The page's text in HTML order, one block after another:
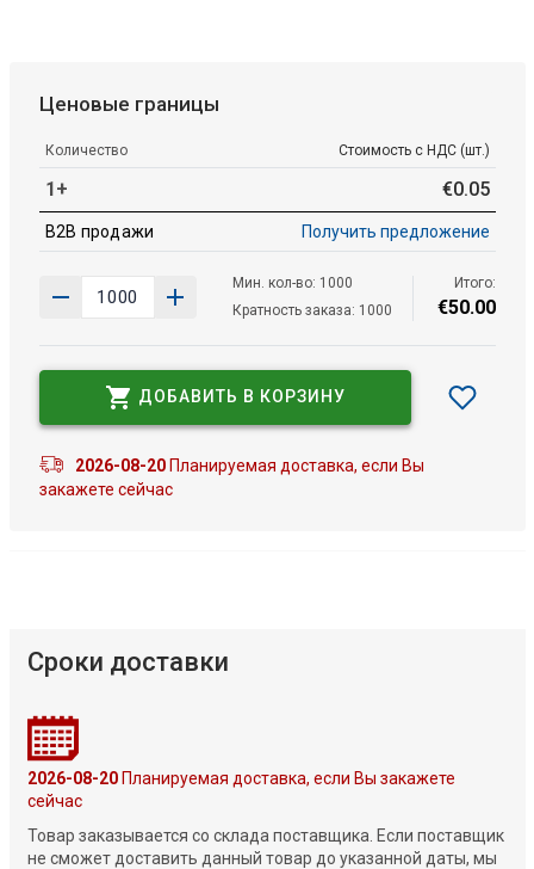
Ценовые границы
Количество Стоимость с НДС (шт.)
1+ €0.05
B2B продажи Получить предложение
Мин. кол-во: 1000
Кратность заказа: 1000
Итого:
€50.00
ДОБАВИТЬ В КОРЗИНУ
2026-08-20Планируемая доставка, если Вы
закажете сейчас
Сроки доставки
2026-08-20Планируемая доставка, если Вы закажете
сейчас
Товар заказывается со склада поставщика. Если поставщик
не сможет доставить данный товар до указанной даты, мы